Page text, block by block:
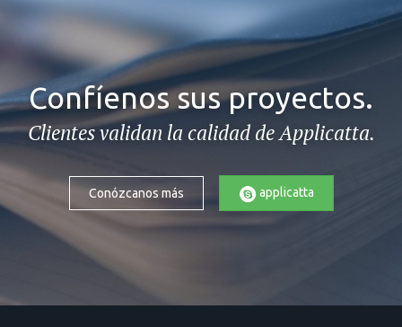
Confíenos sus proyectos.
Clientes validan la calidad de Applicatta.
Conózcanos más applicatta